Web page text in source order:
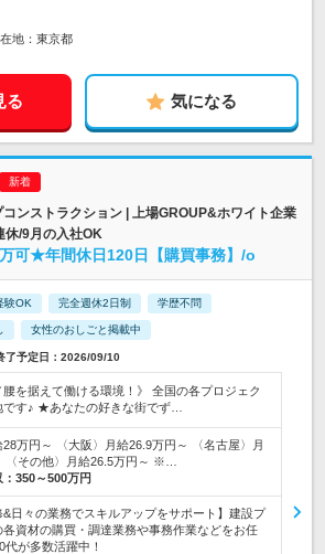
地：東京都
る 気になる
ンストラクション | 上場GROUP&ホワイト企業
休/9月の入社OK
可★年間休日120日【購買事務】/o
験OK 完全週休2日制 学歴不問
女性のおしごと掲載中
予定日：2026/09/10
腰を据えて働ける環境！》 全国の各プロジェク
です♪ ★あなたの好きな街でず…
28万円～ 〈大阪〉月給26.9万円～ 〈名古屋〉月
〈その他〉月給26.5万円～ ※…
350～500万円
&日々の業務でスキルアップをサポート】建設プ
各資材の購買・調達業務や事務作業などをお任
が多数活躍中！